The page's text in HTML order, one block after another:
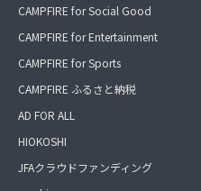
CAMPFIRE for Social Good
CAMPFIRE for Entertainment
CAMPFIRE for Sports
CAMPFIRE ふるさと納税
AD FOR ALL
HIOKOSHI
JFAクラウドファンディング